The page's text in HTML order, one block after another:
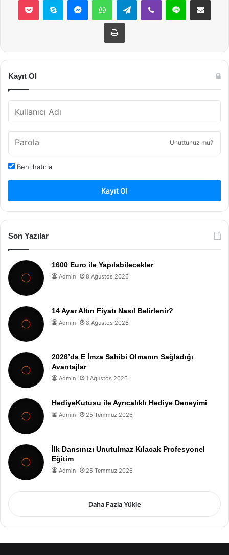
Yazdır
Kayıt Ol
Unuttunuz mu?
Beni hatırla
Kayıt Ol
Son Yazılar
1600 Euro ile Yapılabilecekler
Admin 8 Ağustos 2026
14 Ayar Altın Fiyatı Nasıl Belirlenir?
Admin 8 Ağustos 2026
2026’da E İmza Sahibi Olmanın Sağladığı
Avantajlar
Admin 1 Ağustos 2026
HediyeKutusu ile Ayrıcalıklı Hediye Deneyimi
Admin 25 Temmuz 2026
İlk Dansınızı Unutulmaz Kılacak Profesyonel
Eğitim
Admin 25 Temmuz 2026
Daha Fazla Yükle